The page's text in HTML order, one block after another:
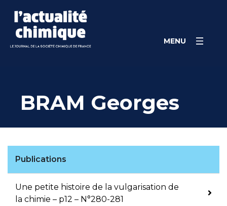
content
MENU
BRAM Georges
Publications
Une petite histoire de la vulgarisation de
la chimie – p12 – N°280-281